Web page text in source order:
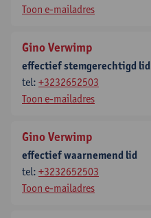
Toon e-mailadres
Gino Verwimp
effectief stemgerechtigd lid
tel: +3232652503
Toon e-mailadres
Gino Verwimp
effectief waarnemend lid
tel: +3232652503
Toon e-mailadres